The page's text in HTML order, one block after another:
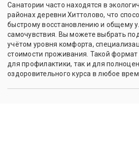
Санатории часто находятся в
районах деревни Хиттолово, что
быстрому восстановлению и общему
самочувствия. Вы можете выбрать
учётом уровня комфорта,
стоимости проживания. Такой
для профилактики, так и для
оздоровительного курса в любое